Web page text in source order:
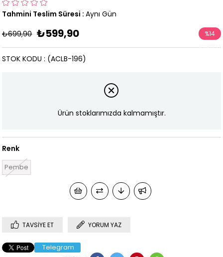
Tahmini Teslim Süresi : Aynı Gün
₺699,90 ₺599,90 %14
İndirim
(ACLB-196)
STOK KODU
Ürün stoklarımızda kalmamıştır.
Renk
Pembe
TAVSIYE ET YORUM YAZ
Telegram